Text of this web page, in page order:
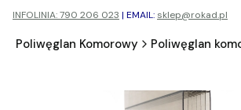
INFOLINIA: 790 206 023 | EMAIL: sklep@rokad.pl
Poliwęglan Komorowy